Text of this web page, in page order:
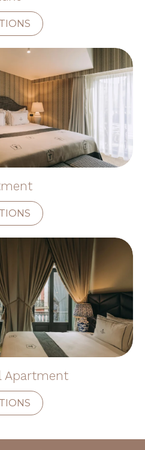
Apartment